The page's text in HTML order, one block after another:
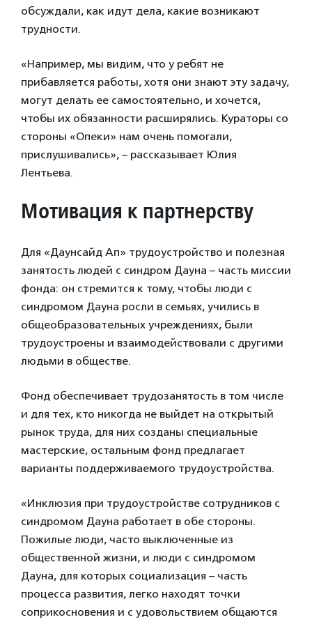
обсуждали, как идут дела, какие возникают
трудности.
«Например, мы видим, что у ребят не
прибавляется работы, хотя они знают эту задачу,
могут делать ее самостоятельно, и хочется,
чтобы их обязанности расширялись. Кураторы со
стороны «Опеки» нам очень помогали,
прислушивались», – рассказывает Юлия
Лентьева.
Мотивация к партнерству
Для «Даунсайд Ап» трудоустройство и полезная
занятость людей с синдром Дауна – часть миссии
фонда: он стремится к тому, чтобы люди с
синдромом Дауна росли в семьях, учились в
общеобразовательных учреждениях, были
трудоустроены и взаимодействовали с другими
людьми в обществе.
Фонд обеспечивает трудозанятость в том числе
и для тех, кто никогда не выйдет на открытый
рынок труда, для них созданы специальные
мастерские, остальным фонд предлагает
варианты поддерживаемого трудоустройства.
«Инклюзия при трудоустройстве сотрудников с
синдромом Дауна работает в обе стороны.
Пожилые люди, часто выключенные из
общественной жизни, и люди с синдромом
Дауна, для которых социализация – часть
процесса развития, легко находят точки
соприкосновения и с удовольствием общаются